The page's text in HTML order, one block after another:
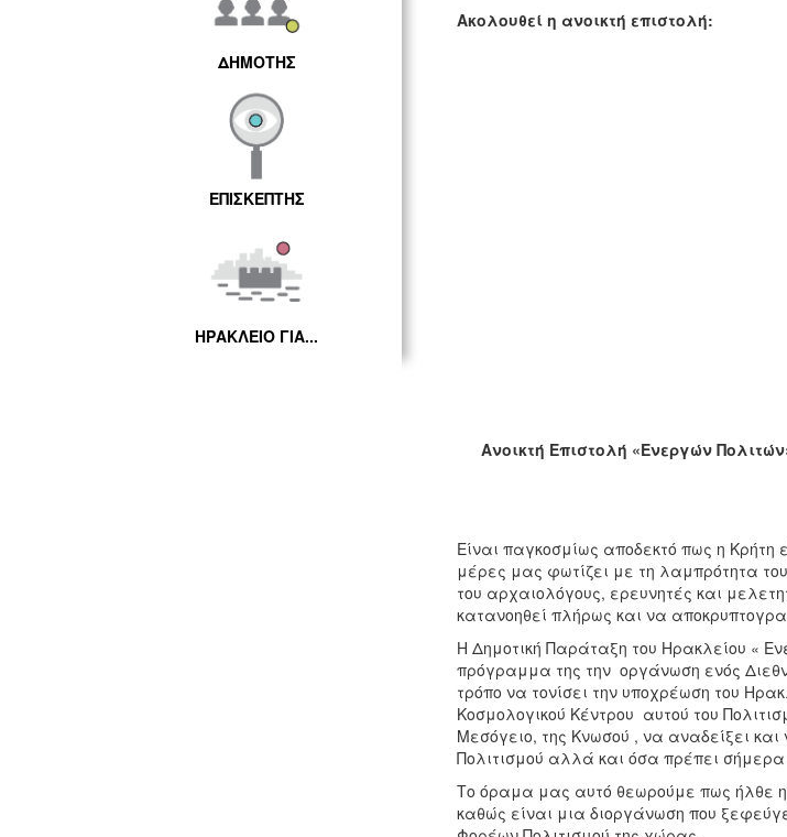
ΔΗΜΟΤΗΣ
ΕΠΙΣΚΕΠΤΗΣ
ΗΡΑΚΛΕΙΟ ΓΙΑ...
Ακολουθεί η ανοικτή επιστολή:
Ανοικτή Επιστολή «Ενεργών
Είναι παγκοσμίως αποδεκτό πως η Κρήτη
μέρες μας φωτίζει με τη λαμπρότητα
του αρχαιολόγους, ερευνητές και
κατανοηθεί πλήρως και να
Η Δημοτική Παράταξη του Ηρακλείου «
πρόγραμμα της την οργάνωση ενός
τρόπο να τονίσει την υποχρέωση του
Κοσμολογικού Κέντρου αυτού του
Μεσόγειο, της Κνωσού , να αναδείξει και
Πολιτισμού αλλά και όσα πρέπει
Το όραμα μας αυτό θεωρούμε πως ήλθε
καθώς είναι μια διοργάνωση που